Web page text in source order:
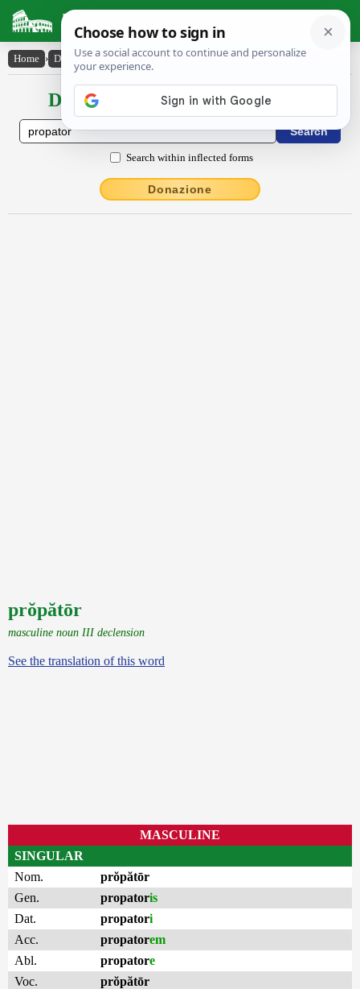
Latin Dictionary
Home › Declensions / Conjugations › prŏpătōr
Declensions / Conjugations latin
Search within inflected forms
Donazione
prŏpătōr
masculine noun III declension
See the translation of this word
MASCULINE
SINGULAR
Nom.
prŏpătōr
Gen.
propatoris
Dat.
propatori
Acc.
propatorem
Abl.
propatore
Voc.
prŏpătōr